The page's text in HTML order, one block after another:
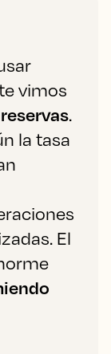
vimos
.
la tasa
El